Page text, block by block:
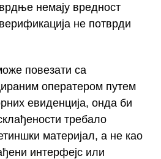
немају вредност
не потврди
повезати са
оператером путем
евиденција, онда би
требало
материјал, а не као
интерфејс или